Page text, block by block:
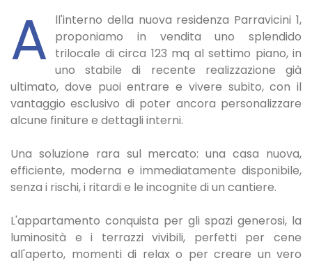
A
ll'interno della nuova residenza Parravicini 1,
proponiamo in vendita uno splendido
trilocale di circa 123 mq al settimo piano, in
uno stabile di recente realizzazione già
ultimato, dove puoi entrare e vivere subito, con il
vantaggio esclusivo di poter ancora personalizzare
alcune finiture e dettagli interni.
Una soluzione rara sul mercato: una casa nuova,
efficiente, moderna e immediatamente disponibile,
senza i rischi, i ritardi e le incognite di un cantiere.
L'appartamento conquista per gli spazi generosi, la
luminosità e i terrazzi vivibili, perfetti per cene
all'aperto, momenti di relax o per creare un vero